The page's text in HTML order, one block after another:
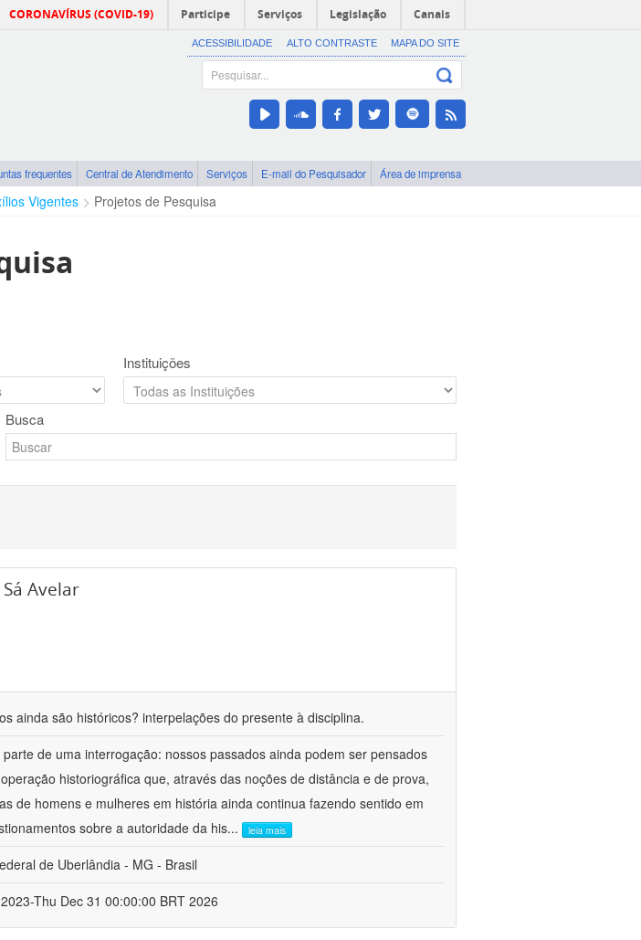
CORONAVÍRUS (COVID-19) Participe Serviços Legislação Canais
ACESSIBILIDADE ALTO CONTRASTE MAPA DO SITE
frequentes Central de Atendimento Serviços E-mail do Pesquisador Área de imprensa
Vigentes Projetos de Pesquisa
Instituições
Busca
Avelar
ainda são históricos? interpelações do presente à disciplina.
de uma interrogação: nossos passados ainda podem ser pensados
historiográfica que, através das noções de distância e de prova,
de homens e mulheres em história ainda continua fazendo sentido em
sobre a autoridade da his... leia mais
de Uberlândia - MG - Brasil
Thu Dec 31 00:00:00 BRT 2026